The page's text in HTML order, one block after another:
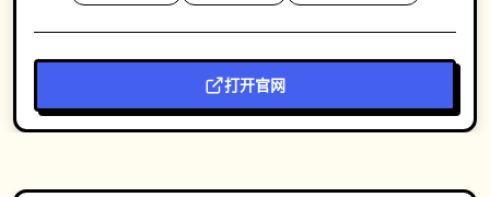
打开官网